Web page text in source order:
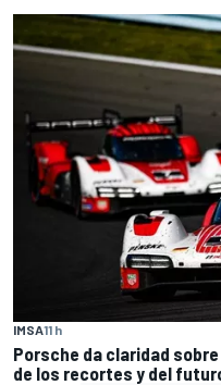
IMSA11 h
Porsche da claridad sobre
de los recortes y del